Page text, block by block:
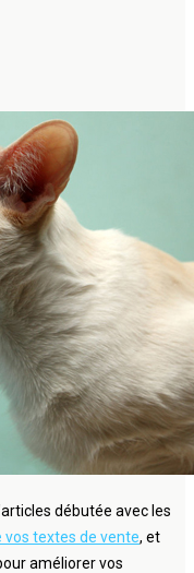
débutée avec les
vos textes de vente, et
améliorer vos